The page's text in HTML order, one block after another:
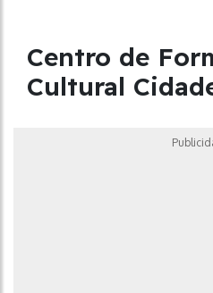
Centro de
Cultural